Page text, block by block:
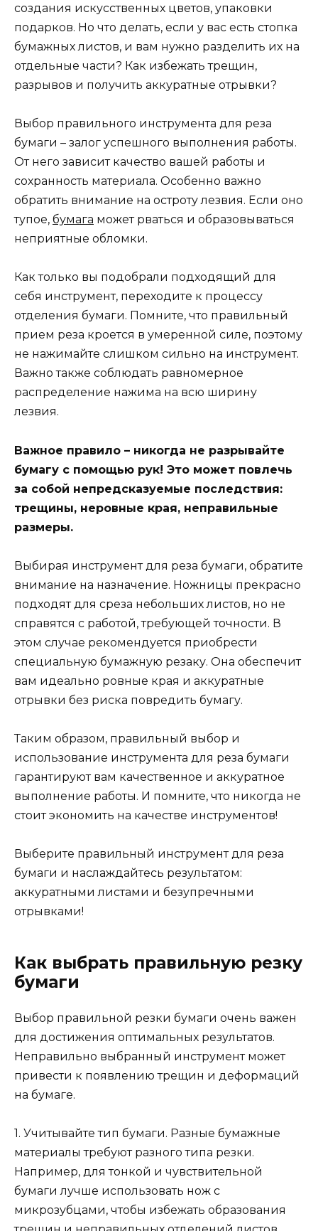
создания искусственных цветов, упаковки
подарков. Но что делать, если у вас есть стопка
бумажных листов, и вам нужно разделить их на
отдельные части? Как избежать трещин,
разрывов и получить аккуратные отрывки?
Выбор правильного инструмента для реза
бумаги – залог успешного выполнения работы.
От него зависит качество вашей работы и
сохранность материала. Особенно важно
обратить внимание на остроту лезвия. Если оно
тупое, бумага может рваться и образовываться
неприятные обломки.
Как только вы подобрали подходящий для
себя инструмент, переходите к процессу
отделения бумаги. Помните, что правильный
прием реза кроется в умеренной силе, поэтому
не нажимайте слишком сильно на инструмент.
Важно также соблюдать равномерное
распределение нажима на всю ширину
лезвия.
Важное правило – никогда не разрывайте
бумагу с помощью рук! Это может повлечь
за собой непредсказуемые последствия:
трещины, неровные края, неправильные
размеры.
Выбирая инструмент для реза бумаги, обратите
внимание на назначение. Ножницы прекрасно
подходят для среза небольших листов, но не
справятся с работой, требующей точности. В
этом случае рекомендуется приобрести
специальную бумажную резаку. Она обеспечит
вам идеально ровные края и аккуратные
отрывки без риска повредить бумагу.
Таким образом, правильный выбор и
использование инструмента для реза бумаги
гарантируют вам качественное и аккуратное
выполнение работы. И помните, что никогда не
стоит экономить на качестве инструментов!
Выберите правильный инструмент для реза
бумаги и наслаждайтесь результатом:
аккуратными листами и безупречными
отрывками!
Как выбрать правильную резку
бумаги
Выбор правильной резки бумаги очень важен
для достижения оптимальных результатов.
Неправильно выбранный инструмент может
привести к появлению трещин и деформаций
на бумаге.
1. Учитывайте тип бумаги. Разные бумажные
материалы требуют разного типа резки.
Например, для тонкой и чувствительной
бумаги лучше использовать нож с
микрозубцами, чтобы избежать образования